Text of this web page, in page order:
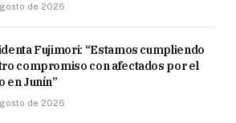
de 2026
Fujimori: “Estamos cumpliendo
compromiso con afectados por el
en Junín”
de 2026